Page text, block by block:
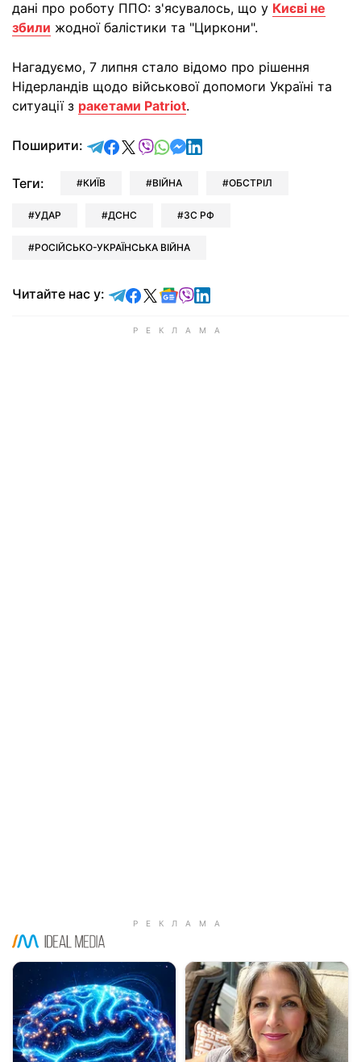
дані про роботу ППО: з'ясувалось, що у Києві не
збили жодної балістики та "Циркони".
Нагадуємо, 7 липня стало відомо про рішення
Нідерландів щодо військової допомоги Україні та
ситуації з ракетами Patriot.
Поширити: відправити у Telegram
поділитись у Facebook
поділитись у X
відправити у Viber
відправити у Whatsapp
відправити у Messenger
відправити у LinkedIn
Теги: КИЇВ ВІЙНА ОБСТРІЛ
УДАР ДСНС ЗС РФ
РОСІЙСЬКО-УКРАЇНСЬКА ВІЙНА
Читайте нас у: Читайте у Telegram
Читайте у Facebook
Читайте у X
Читайте у Google news
Читайте у Viber
Читайте у LinkedIn